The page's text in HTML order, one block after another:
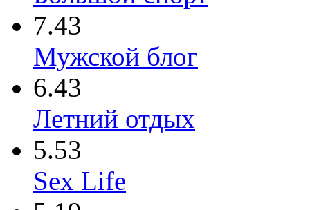
7.43
Мужской блог
6.43
Летний отдых
5.53
Sex Life